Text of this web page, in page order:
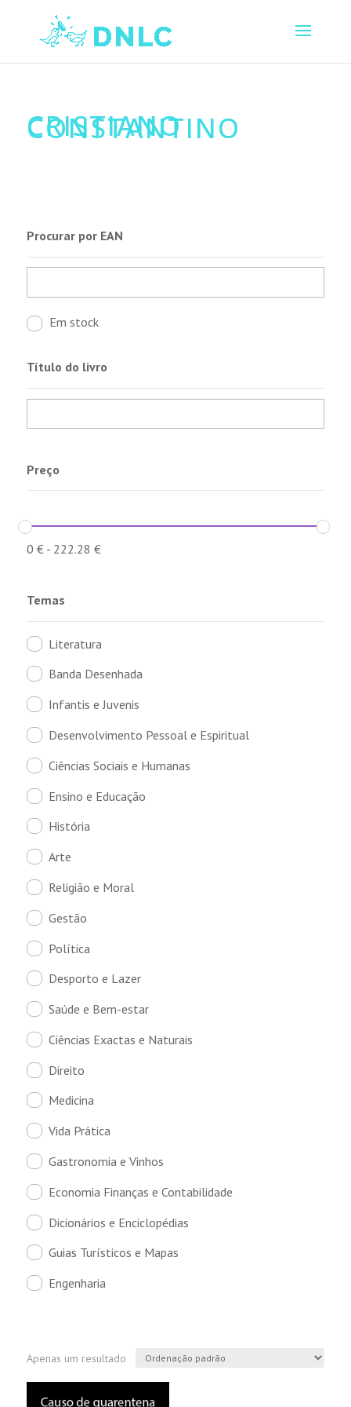
CRISTIANO
CONSTANTINO
Procurar por EAN
Em stock
Título do livro
Preço
0 €- 222.28 €
Temas
Literatura
Banda Desenhada
Infantis e Juvenis
Desenvolvimento Pessoal e Espiritual
Ciências Sociais e Humanas
Ensino e Educação
História
Arte
Religião e Moral
Gestão
Política
Desporto e Lazer
Saúde e Bem-estar
Ciências Exactas e Naturais
Direito
Medicina
Vida Prática
Gastronomia e Vinhos
Economia Finanças e Contabilidade
Dicionários e Enciclopédias
Guias Turísticos e Mapas
Engenharia
Apenas um resultado